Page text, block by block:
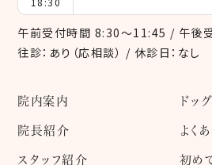
午前受付時間 8:30～11:45 / 午後
往診：あり（応相談） / 休診日：なし
院内案内
院長紹介
スタッフ紹介
ドッ
よく
初め